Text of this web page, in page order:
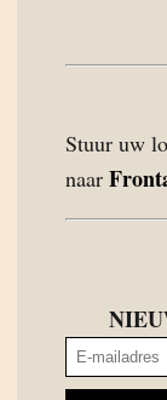
Stuur uw
naar